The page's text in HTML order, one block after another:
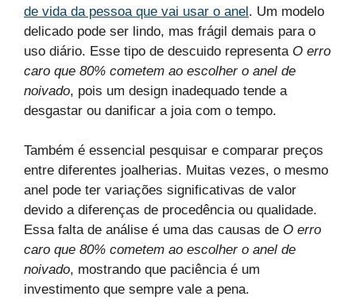
de vida da pessoa que vai usar o anel. Um modelo
delicado pode ser lindo, mas frágil demais para o
uso diário. Esse tipo de descuido representa O erro
caro que 80% cometem ao escolher o anel de
noivado, pois um design inadequado tende a
desgastar ou danificar a joia com o tempo.
Também é essencial pesquisar e comparar preços
entre diferentes joalherias. Muitas vezes, o mesmo
anel pode ter variações significativas de valor
devido a diferenças de procedência ou qualidade.
Essa falta de análise é uma das causas de O erro
caro que 80% cometem ao escolher o anel de
noivado, mostrando que paciência é um
investimento que sempre vale a pena.